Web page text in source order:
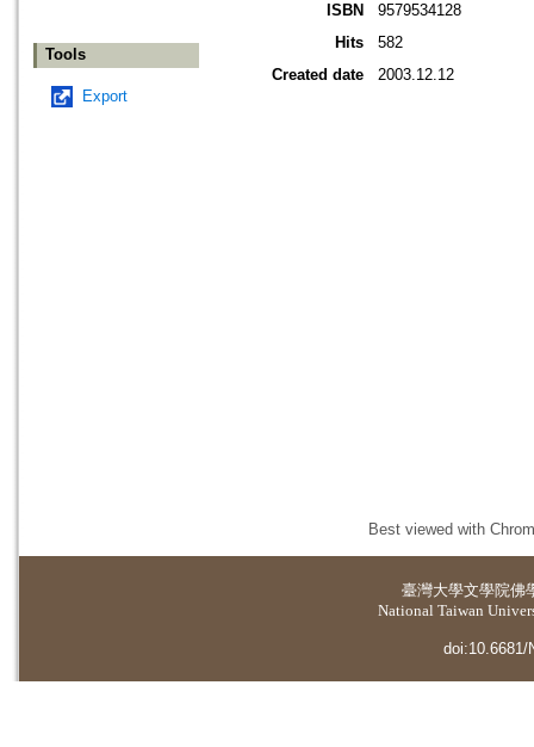
Tools
Export
ISBN
9579534128
Hits
582
Created date
2003.12.12
Best viewed with
臺灣大學文學院佛
National Taiwan
doi:10.6681/